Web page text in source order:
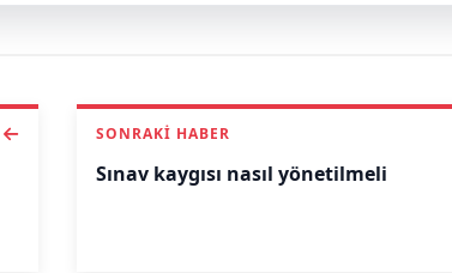
SONRAKI HABER
Sınav kaygısı nasıl yönetilmeli